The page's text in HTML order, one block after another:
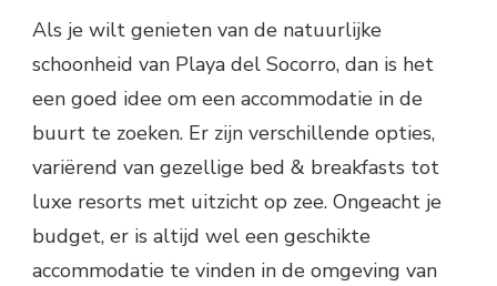
Als je wilt genieten van de natuurlijke
schoonheid van Playa del Socorro, dan is het
een goed idee om een accommodatie in de
buurt te zoeken. Er zijn verschillende opties,
variërend van gezellige bed & breakfasts tot
luxe resorts met uitzicht op zee. Ongeacht je
budget, er is altijd wel een geschikte
accommodatie te vinden in de omgeving van